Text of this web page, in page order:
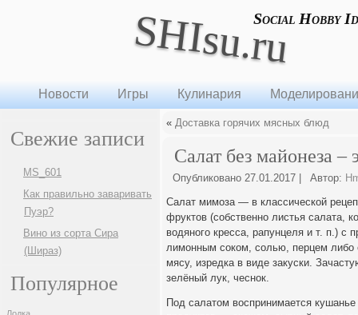
SHIsu.ruSocial Hobby
Новости Игры Кулинария
Свежие записи
MS_601
Как правильно заваривать
Пуэр?
Вино из сорта Сира
(Шираз)
Популярное
« Доставка горячих мясных блюд
Салат без майонеза –
Опубликовано 27.01.2017 Автор:
Салат мимоза — в классической
фруктов (собственно листья салата,
водяного кресса, рапунцеля и т. п.)
лимонным соком, солью, перцем либо
мясу, изредка в виде закуски.
зелёный лук, чеснок.
Под салатом воспринимается